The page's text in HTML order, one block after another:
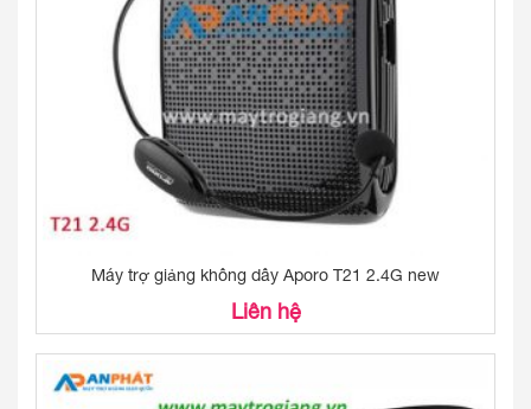
Máy trợ giảng không dây Aporo T21 2.4G new
Liên hệ